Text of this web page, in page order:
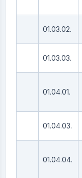
01.03.02.
01.03.03.
01.04.01.
01.04.03.
01.04.04.